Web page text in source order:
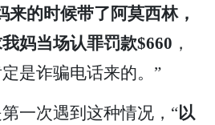
来的时候带了阿莫西林，
妈当场认罪罚款$660 ，
是诈骗电话来的。”
一次遇到这种情况，“以